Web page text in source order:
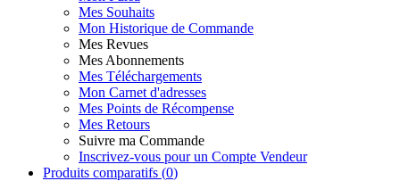
Mes Souhaits
Mon Historique de Commande
Mes Revues
Mes Abonnements
Mes Téléchargements
Mon Carnet d'adresses
Mes Points de Récompense
Mes Retours
Suivre ma Commande
Inscrivez-vous pour un Compte Vendeur
Produits comparatifs (0)